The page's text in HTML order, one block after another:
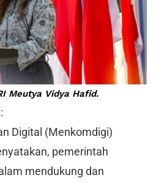
Meutya Vidya Hafid.
Digital (Menkomdigi)
pemerintah
mendukung dan